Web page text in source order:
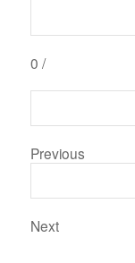
0 /
Previous
Next